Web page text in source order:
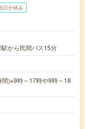
日が休み
から民間バス15分
)※9時～17時や9時～18